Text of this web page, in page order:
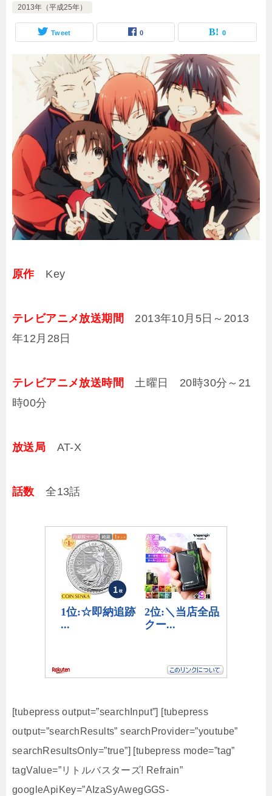
2013年（平成25年）
Tweet 0 0
原作Key
テレビアニメ放送期間 2013年10月5日～2013
年12月28日
テレビアニメ放送時間 土曜日 20時30分～21
時00分
放送局 AT-X
話数 全13話
[tubepress output=”searchInput”] [tubepress
output=”searchResults” searchProvider=”youtube”
searchResultsOnly=”true”] [tubepress mode=”tag”
tagValue=”リトルバスターズ! Refrain”
googleApiKey=”AIzaSyAwegGGS-